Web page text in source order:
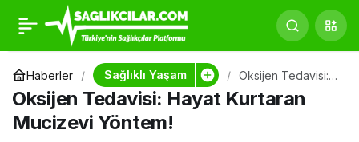
Haberler Sağlıklı Yaşam
Oksijen Tedavisi:
Mucizevi Yöntem!
Oksijen Tedavisi: Hayat Kurtaran
Mucizevi Yöntem!
Diyabet Nedir?
Belirtileri, Tanısı ve
Tedavisi Hakkında
Paylaş